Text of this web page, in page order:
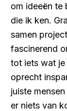
om ideeën te
die ik ken.
samen
fascinerend
tot iets wat
oprecht
juiste
er niets van